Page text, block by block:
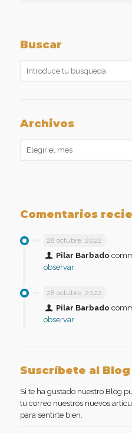
Buscar
Archivos
Comentarios
28 octubre, 2022
Pilar Barbado
observar
28 octubre, 2022
Pilar Barbado
observar
Suscríbete al Blog
Si te ha gustado nuestro Blog
tu correo nuestros nuevos
para sentirte bien.